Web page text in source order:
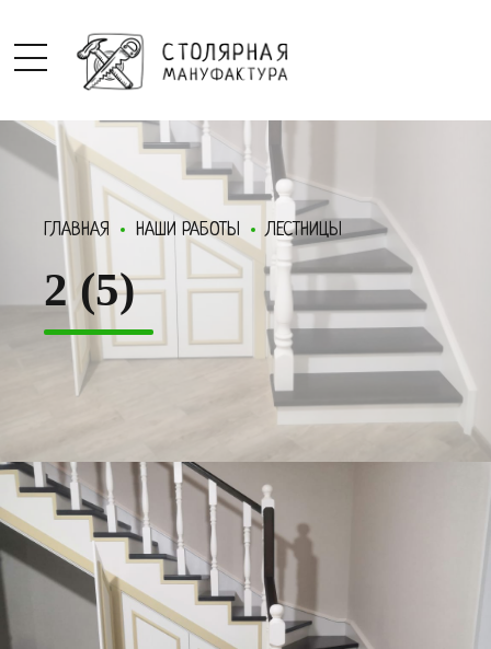
ГЛАВНАЯ НАШИ РАБОТЫ ЛЕСТНИЦЫ
2 (5)